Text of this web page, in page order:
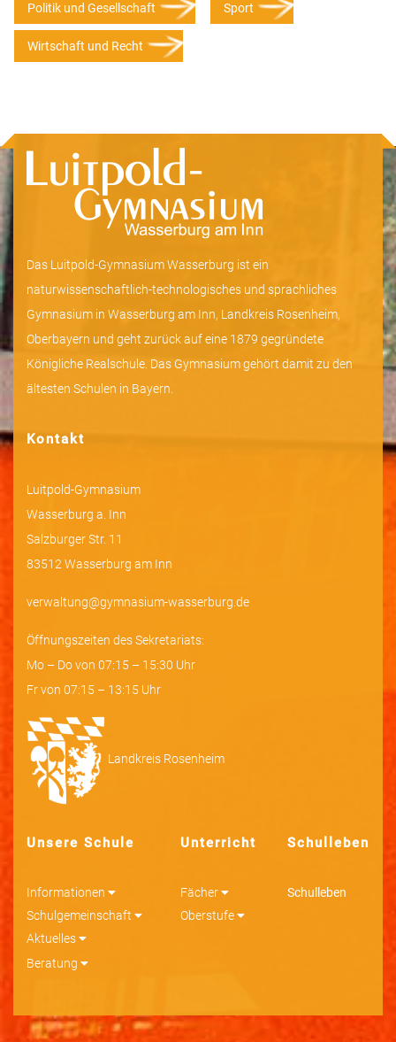
Politik und Gesellschaft Sport
Wirtschaft und Recht
Das Luitpold-Gymnasium Wasserburg ist ein
naturwissenschaftlich-technologisches und sprachliches
Gymnasium in Wasserburg am Inn, Landkreis Rosenheim,
Oberbayern und geht zurück auf eine 1879 gegründete
Königliche Realschule. Das Gymnasium gehört damit zu den
ältesten Schulen in Bayern.
Kontakt
Luitpold-Gymnasium
Wasserburg a. Inn
Salzburger Str. 11
83512 Wasserburg am Inn
verwaltung@gymnasium-wasserburg.de
Öffnungszeiten des Sekretariats:
Mo – Do von 07:15 – 15:30 Uhr
Fr von 07:15 – 13:15 Uhr
Landkreis Rosenheim
Unsere Schule
Informationen
Schulgemeinschaft
Aktuelles
Beratung
Unterricht
Fächer
Oberstufe
Schulleben
Schulleben